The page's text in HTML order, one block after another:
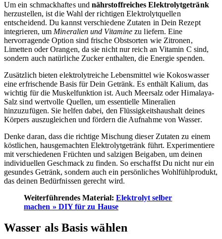
Um ein schmackhaftes und nährstoffreiches Elektrolytgetränk
herzustellen, ist die Wahl der richtigen Elektrolytquellen
entscheidend. Du kannst verschiedene Zutaten in Dein Rezept
integrieren, um Mineralien und Vitamine zu liefern. Eine
hervorragende Option sind frische Obstsorten wie Zitronen,
Limetten oder Orangen, da sie nicht nur reich an Vitamin C sind,
sondern auch natürliche Zucker enthalten, die Energie spenden.
Zusätzlich bieten elektrolytreiche Lebensmittel wie Kokoswasser
eine erfrischende Basis für Dein Getränk. Es enthält Kalium, das
wichtig für die Muskelfunktion ist. Auch Meersalz oder Himalaya-
Salz sind wertvolle Quellen, um essentielle Mineralien
hinzuzufügen. Sie helfen dabei, den Flüssigkeitshaushalt deines
Körpers auszugleichen und fördern die Aufnahme von Wasser.
Denke daran, dass die richtige Mischung dieser Zutaten zu einem
köstlichen, hausgemachten Elektrolytgetränk führt. Experimentiere
mit verschiedenen Früchten und salzigen Beigaben, um deinen
individuellen Geschmack zu finden. So erschaffst Du nicht nur ein
gesundes Getränk, sondern auch ein persönliches Wohlfühlprodukt,
das deinen Bedürfnissen gerecht wird.
Weiterführendes Material:Elektrolyt selber
machen » DIY für zu Hause
Wasser als Basis wählen